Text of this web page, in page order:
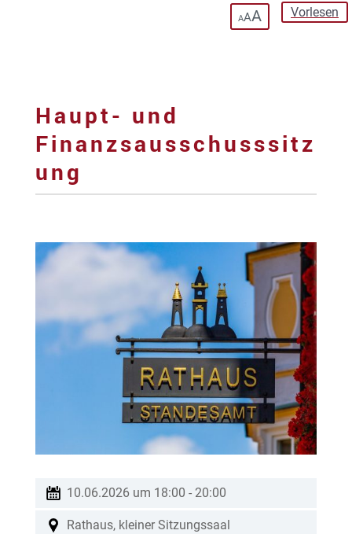
Vorlesen
AAA
Haupt- und
Finanzsausschusssitz
ung
10.06.2026 um 18:00 - 20:00
Rathaus, kleiner Sitzungssaal